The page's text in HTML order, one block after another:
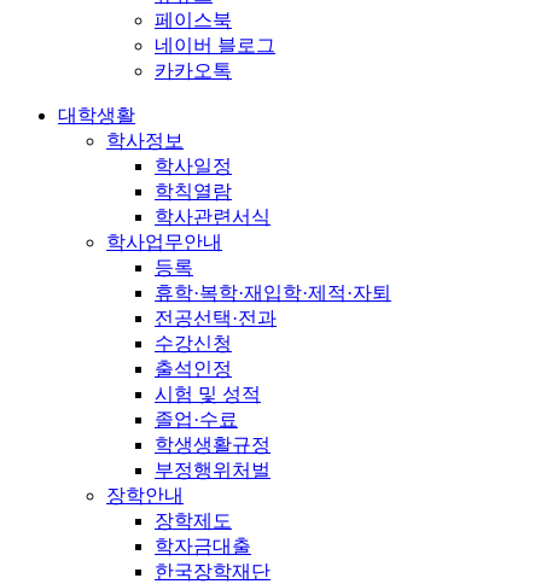
페이스북
네이버 블로그
카카오톡
대학생활
학사정보
학사일정
학칙열람
학사관련서식
학사업무안내
등록
휴학·복학·재입학·제적·자퇴
전공선택·전과
수강신청
출석인정
시험 및 성적
졸업·수료
학생생활규정
부정행위처벌
장학안내
장학제도
학자금대출
한국장학재단